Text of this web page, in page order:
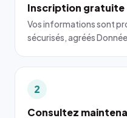
Inscription gratuite
Vos informations sont
sécurisés, agréés
2
Consultez